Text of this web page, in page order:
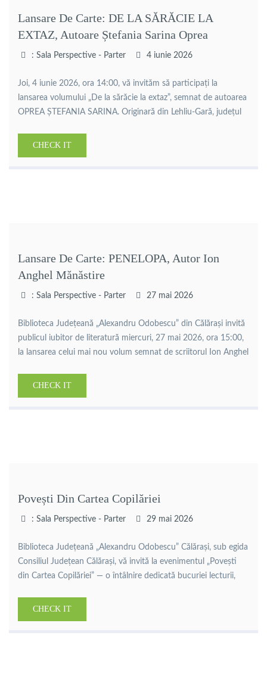
Lansare De Carte: DE LA SĂRĂCIE LA
EXTAZ, Autoare Ștefania Sarina Oprea
: Sala Perspective - Parter 4 iunie 2026
Joi, 4 iunie 2026, ora 14:00, vă invităm să participați la
lansarea volumului „De la sărăcie la extaz”, semnat de autoarea
OPREA ȘTEFANIA SARINA. Originară din Lehliu-Gară, județul
autobiografică sinceră, construită din experiențe reale, căutări
CHECK IT
Lansare De Carte: PENELOPA, Autor Ion
Anghel Mănăstire
: Sala Perspective - Parter 27 mai 2026
Biblioteca Județeană „Alexandru Odobescu” din Călărași invită
publicul iubitor de literatură miercuri, 27 mai 2026, ora 15:00,
la lansarea celui mai nou volum semnat de scriitorul Ion Anghel
plan una dintre vocile distincte ale literaturii române
CHECK IT
Povești Din Cartea Copilăriei
: Sala Perspective - Parter 29 mai 2026
Biblioteca Județeană „Alexandru Odobescu” Călărași, sub egida
Consiliul Județean Călărași, vă invită la evenimentul „Povești
din Cartea Copilăriei” — o întâlnire dedicată bucuriei lecturii,
a Copilului . Cei mici vor avea ocazia să o întâlnească pe
CHECK IT